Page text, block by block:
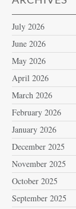
July 2026
June 2026
May 2026
April 2026
March 2026
February 2026
January 2026
December 2025
November 2025
October 2025
September 2025